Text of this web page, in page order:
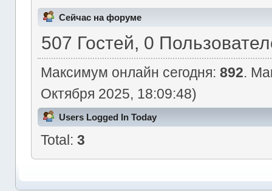
Сейчас на форуме
507 Гостей, 0
Максимум онлайн сегодня: 892.
Октября 2025, 18:09:48)
Users Logged In Today
Total: 3